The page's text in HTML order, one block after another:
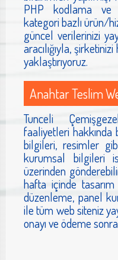
PHP kodlama ve
kategori bazlı ürün/
güncel verilerinizi
aracılığıyla,
yaklaştırıyoruz.
Anahtar Teslim
Tunceli
faaliyetleri
bilgileri, resimler
kurumsal bilgileri
üzerinden
hafta içinde
düzenleme, panel
ile tüm web siteniz
onayı ve ödeme